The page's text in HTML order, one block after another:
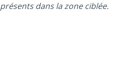
dans la zone ciblée.